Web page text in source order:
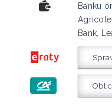
Banku
Agricole
Bank,